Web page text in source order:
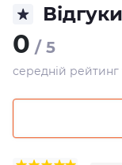
Відгуки
0 / 5
середній рейтинг